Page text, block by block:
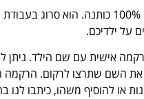
הטנא שלנו עשוי מתחתית עץ וחוט טריקו 100% כותנה. הוא
על ילדיכם.
אישית עם שם הילד. ניתן
את השם שתרצו לרקום. הרקמה
או להוסיף משהו, כיתבו לנו